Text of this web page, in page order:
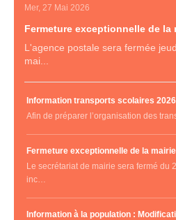
Mer, 27 Mai 2026
Fermeture exceptionnelle de la
L'agence postale sera fermée
mai...
Information transports scolaires
Afin de préparer l’organisation des
Fermeture exceptionnelle de la
Le secrétariat de mairie sera fermé du
inc…
Information à la population :